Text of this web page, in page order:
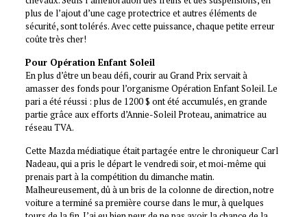
plus de l’ajout d’une cage protectrice et autres éléments de
sécurité, sont tolérés. Avec cette puissance, chaque petite erreur
coûte très cher!
Pour Opération Enfant Soleil
En plus d’être un beau défi, courir au Grand Prix servait à
amasser des fonds pour l’organisme Opération Enfant Soleil. Le
pari a été réussi : plus de 1200 $ ont été accumulés, en grande
partie grâce aux efforts d’Annie-Soleil Proteau, animatrice au
réseau TVA.
Cette Mazda médiatique était partagée entre le chroniqueur Carl
Nadeau, qui a pris le départ le vendredi soir, et moi-même qui
prenais part à la compétition du dimanche matin.
Malheureusement, dû à un bris de la colonne de direction, notre
voiture a terminé sa première course dans le mur, à quelques